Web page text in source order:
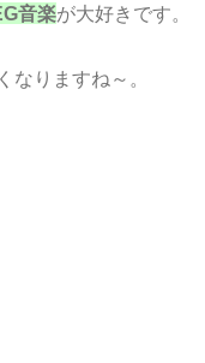
音楽が大好きです。
なりますね～。